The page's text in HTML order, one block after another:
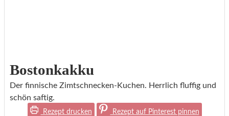
Bostonkakku
Der finnische Zimtschnecken-Kuchen. Herrlich fluffig und
schön saftig.
Rezept drucken Rezept auf Pinterest pinnen